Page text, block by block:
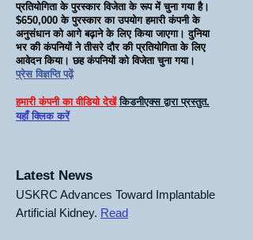
प्रतियोगिता के पुरस्कार विजेता के रूप में चुना गया है।
$650,000 के पुरस्कार का उपयोग हमारी कंपनी के
अनुसंधान को आगे बढ़ाने के लिए किया जाएगा। दुनिया
भर की कंपनियों ने तीसरे दौर की प्रतियोगिता के लिए
आवेदन किया। छह कंपनियों को विजेता चुना गया।
प्रेस विज्ञप्ति पढ़ें
हमारी कंपनी का वीडियो देखें किडनीएक्स द्वारा प्रस्तुत.
यहाँ क्लिक करें
Latest News
USKRC Advances Toward Implantable
Artificial Kidney. Read